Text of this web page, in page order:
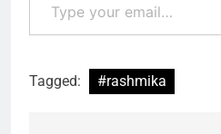
Tagged: #rashmika